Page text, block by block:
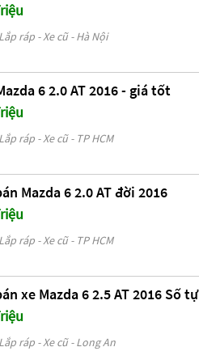
ráp - Xe cũ - Hà Nội
6 2.0 AT 2016 - giá tốt
ráp - Xe cũ - TP HCM
Mazda 6 2.0 AT đời 2016
ráp - Xe cũ - TP HCM
xe Mazda 6 2.5 AT 2016 Số
ráp - Xe cũ - Long An